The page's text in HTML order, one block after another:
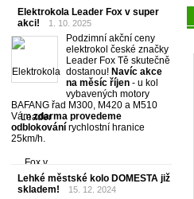
Elektrokola Leader Fox v super
akci!
1. 10. 2025
Podzimní akční ceny
elektrokol české značky
Leader Fox Tě skutečně
dostanou! Navíc akce
na měsíc říjen - u kol
vybavených motory
BAFANG řad M300, M420 a M510
Vámzdarma provedeme
odblokování rychlostní hranice
25km/h.
Lehké městské kolo DOMESTA již
skladem!
15. 12. 2024